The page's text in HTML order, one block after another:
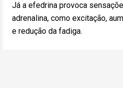
Já a efedrina provoca
adrenalina, como excitação,
e redução da fadiga.